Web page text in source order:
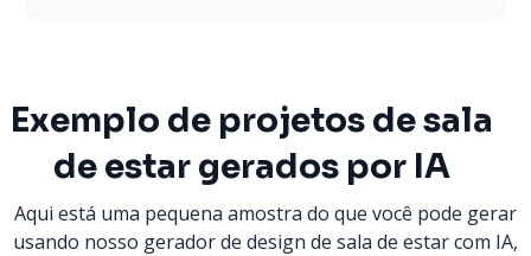
Exemplo de projetos de sala
de estar gerados por IA
Aqui está uma pequena amostra do que você pode gerar
usando nosso gerador de design de sala de estar com IA,